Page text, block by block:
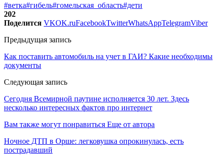
#ветка#гибель#гомельская_область#дети
202
Поделится VKOK.ruFacebookTwitterWhatsAppTelegramViber
Предыдущая запись
Как поставить автомобиль на учет в ГАИ? Какие необходимы
документы
Следующая запись
Сегодня Всемирной паутине исполняется 30 лет. Здесь
несколько интересных фактов про интернет
Вам также могут понравиться Еще от автора
Ночное ДТП в Орше: легковушка опрокинулась, есть
пострадавший